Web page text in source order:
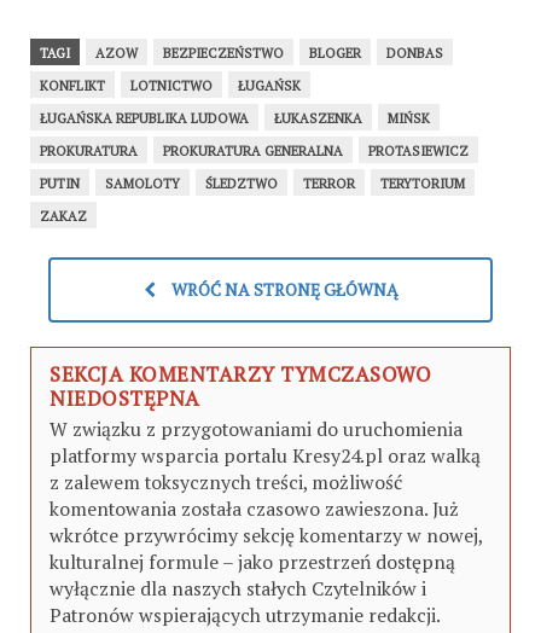
TAGI AZOW BEZPIECZEŃSTWO BLOGER
DONBAS
KONFLIKT
LOTNICTWO
ŁUGAŃSK
ŁUGAŃSKA REPUBLIKA LUDOWA
ŁUKASZENKA
MIŃSK
PROKURATURA
PROKURATURA GENERALNA
PROTASIEWICZ
PUTIN
SAMOLOTY ŚLEDZTWO TERROR
TERYTORIUM
ZAKAZ
WRÓĆ NA STRONĘ GŁÓWNĄ
SEKCJA KOMENTARZY TYMCZASOWO
NIEDOSTĘPNA
W związku z przygotowaniami do uruchomienia
platformy wsparcia portalu Kresy24.pl oraz walką
z zalewem toksycznych treści, możliwość
komentowania została czasowo zawieszona. Już
wkrótce przywrócimy sekcję komentarzy w nowej,
kulturalnej formule – jako przestrzeń dostępną
wyłącznie dla naszych stałych Czytelników i
Patronów wspierających utrzymanie redakcji.